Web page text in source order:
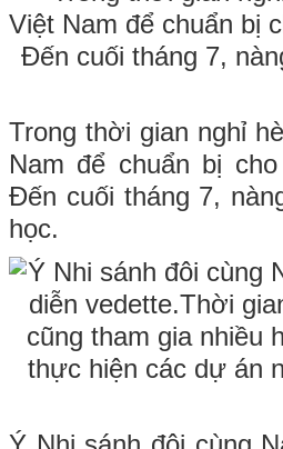
Trong thời gian nghỉ
Nam để chuẩn bị
Đến cuối tháng 7,
học.